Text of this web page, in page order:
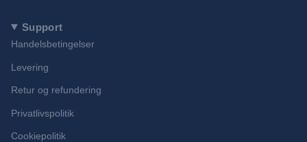
Support
Handelsbetingelser
Levering
Retur og refundering
Privatlivspolitik
Cookiepolitik